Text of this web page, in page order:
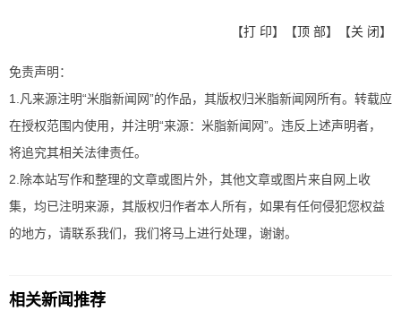
【打 印】【顶 部】【关 闭】
免责声明：
1.凡来源注明“米脂新闻网”的作品，其版权归米脂新闻网所有。转载应
在授权范围内使用，并注明“来源：米脂新闻网”。违反上述声明者，
将追究其相关法律责任。
2.除本站写作和整理的文章或图片外，其他文章或图片来自网上收
集，均已注明来源，其版权归作者本人所有，如果有任何侵犯您权益
的地方，请联系我们，我们将马上进行处理，谢谢。
相关新闻推荐